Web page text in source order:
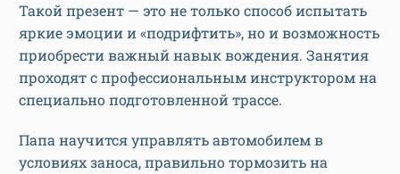
Такой презент — это не только способ испытать
яркие эмоции и «подрифтить», но и возможность
приобрести важный навык вождения. Занятия
проходят с профессиональным инструктором на
специально подготовленной трассе.
Папа научится управлять автомобилем в
условиях заноса, правильно тормозить на